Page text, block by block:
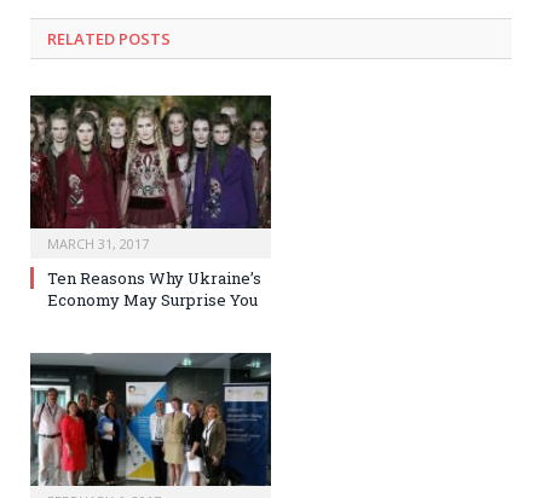
RELATED POSTS
MARCH 31, 2017
Ten Reasons Why Ukraine’s
Economy May Surprise You